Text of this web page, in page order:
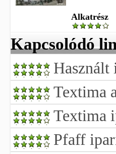
Alkatrész
Kapcsolódó
Használt
Textima
Textima
Pfaff